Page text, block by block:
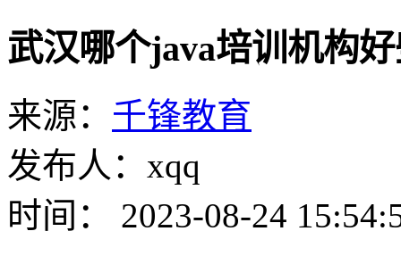
武汉哪个java培训机构
来源： 千锋教育
发布人：xqq
时间： 2023-08-24